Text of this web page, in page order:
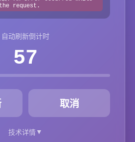
request.
自动刷新倒计时
57
取消
技术详情▼